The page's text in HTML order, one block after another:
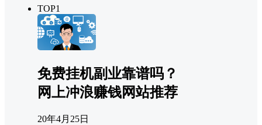
TOP1
免费挂机副业靠谱吗？
网上冲浪赚钱网站推荐
20年4月25日